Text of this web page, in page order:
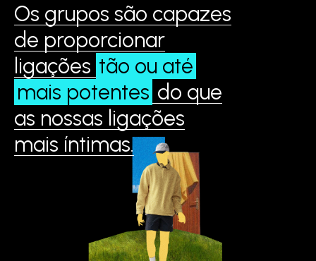
Os grupos são capazes
de proporcionar
ligações tão ou até
mais potentes do que
as nossas ligações
mais íntimas.